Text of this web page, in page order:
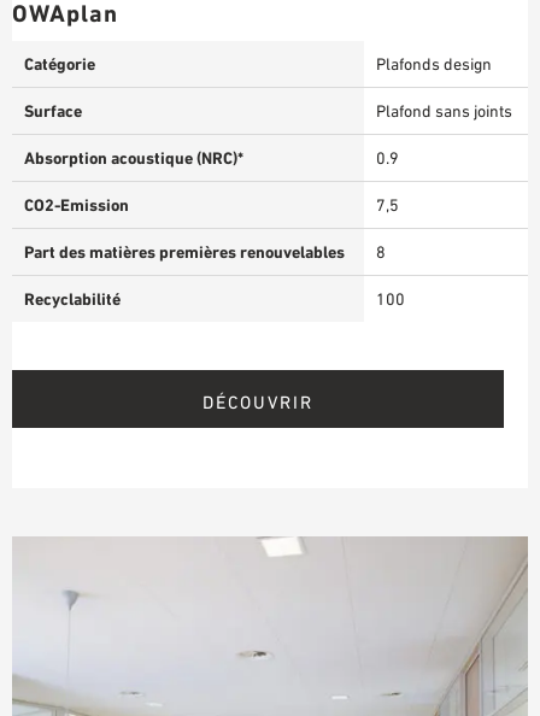
OWAplan
Catégorie Plafonds design
Surface Plafond sans joints
Absorption acoustique (NRC)* 0.9
CO2-Emission 7,5
Part des matières premières renouvelables 8
Recyclabilité 100
DÉCOUVRIR